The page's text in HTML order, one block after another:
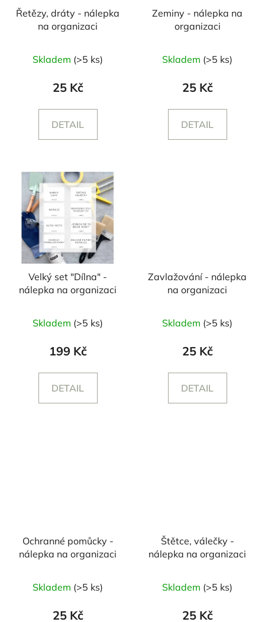
Řetězy, dráty - nálepka
na organizaci
Skladem (>5 ks)
25 Kč
DETAIL
Zeminy - nálepka na
organizaci
Skladem (>5 ks)
25 Kč
DETAIL
Velký set "Dílna" -
nálepka na organizaci
Skladem (>5 ks)
199 Kč
DETAIL
Zavlažování - nálepka
na organizaci
Skladem (>5 ks)
25 Kč
DETAIL
Ochranné pomůcky -
nálepka na organizaci
Skladem (>5 ks)
25 Kč
Štětce, válečky -
nálepka na organizaci
Skladem (>5 ks)
25 Kč